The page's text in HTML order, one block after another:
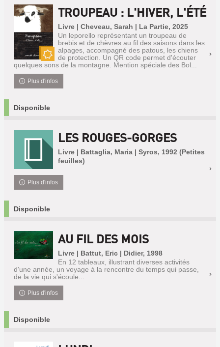
Nouveauté
TROUPEAU : L'HIVER, L'ÉTÉ
Livre | Cheveau, Sarah | La Partie, 2025
Un leporello représentant un troupeau de
brebis et de chèvres au fil des saisons dans les
alpages, accompagné des patous, les chiens
de protection. Un QR code permet d'écouter
quelques sons de la montagne. Mention spéciale des Bol...
Plus d'infos
Disponible
LES ROUGES-GORGES
Livre | Battaglia, Maria | Syros, 1992 (Petites
feuilles)
Plus d'infos
Disponible
AU FIL DES MOIS
Livre | Battut, Eric | Didier, 1998
En 12 tableaux, illustrant diverses activités
d'une année, un voyage à la rencontre du temps qui passe,
de la vie qui s'écoule...
Plus d'infos
Disponible